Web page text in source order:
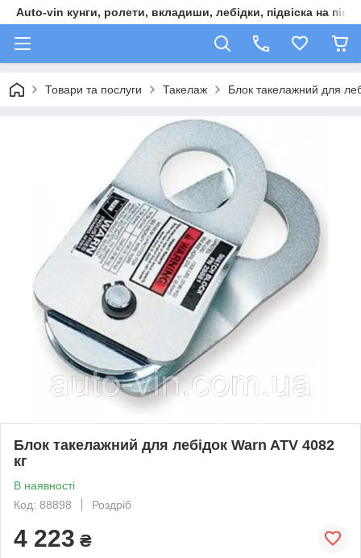
Auto-vin кунги, ролети, вкладиши, лебідки, підвіска на пікап
Товари та послуги Такелаж Блок такелажний для
Блок такелажний для лебідок Warn ATV 4082
кг
В наявності
Код: 88898
Роздріб
4 223 ₴